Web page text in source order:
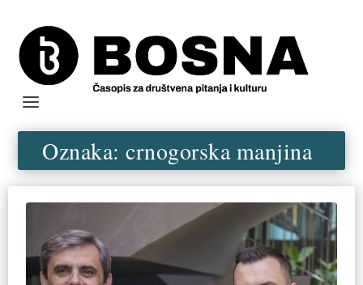
Oznaka:crnogorska manjina